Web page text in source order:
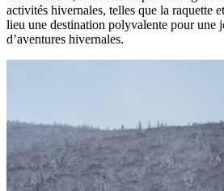
activités hivernales, telles que la raquette
lieu une destination polyvalente pour une
d’aventures hivernales.